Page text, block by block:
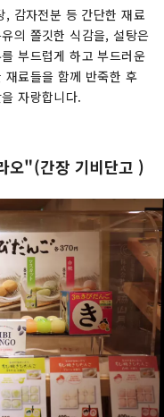
감자전분 등 간단한 재료
의 쫄깃한 식감을, 설탕은
부드럽게 하고 부드러운
재료들을 함께 반죽한 후
자랑합니다.
오"(간장 기비단고 )